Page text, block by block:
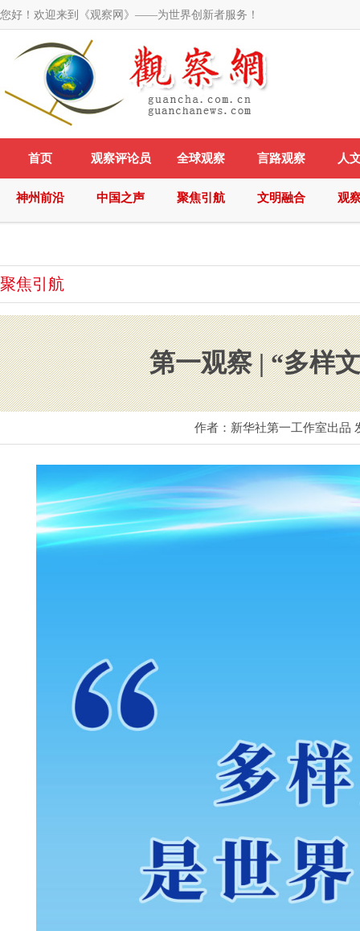
您好！欢迎来到《观察网》——为世界创新者服务！
首页 观察评论员 全球观察 言路观察 人
神州前沿 中国之声 聚焦引航 文明融合 观
聚焦引航
第一观察 | “多样
作者：新华社第一工作室出品